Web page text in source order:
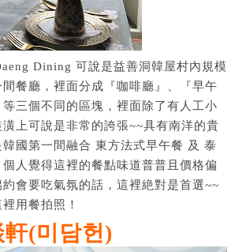
Dining 可說是益善洞韓屋村內規模
餐廳，裡面分成『咖啡廳』、『早午
三個不同的區塊，裡面除了有人工小
上可說是非常的誇張~~具有南洋的貴
國第一間融合 東方法式早午餐 及 泰
人覺得這裡的餐點味道普普且價格偏
會要吃氣氛的話，這裡絶對是首選~~
用餐拍照！
軒(미담헌)